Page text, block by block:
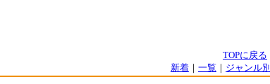
TOPに戻る
新着 ｜ 一覧 ｜ ジャンル別